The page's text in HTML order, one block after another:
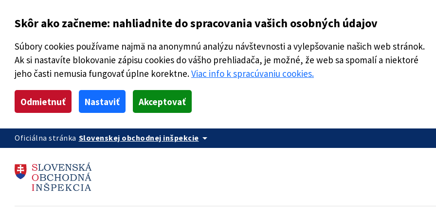
Skôr ako začneme: nahliadnite do spracovania vašich osobných údajov
Súbory cookies používame najmä na anonymnú analýzu návštevnosti a vylepšovanie našich web stránok.
Ak si nastavíte blokovanie zápisu cookies do vášho prehliadača, je možné, že web sa spomalí a niektoré
jeho časti nemusia fungovať úplne korektne.Viac info k spracúvaniu cookies.
Odmietnuť Nastaviť Akceptovať
Oficiálna stránka Slovenskej obchodnej inšpekciearrow_drop_down